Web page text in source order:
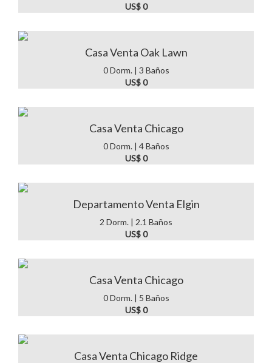
US$ 0
Casa Venta Oak Lawn
0 Dorm. | 3 Baños
US$ 0
Casa Venta Chicago
0 Dorm. | 4 Baños
US$ 0
Departamento Venta Elgin
2 Dorm. | 2.1 Baños
US$ 0
Casa Venta Chicago
0 Dorm. | 5 Baños
US$ 0
Casa Venta Chicago Ridge